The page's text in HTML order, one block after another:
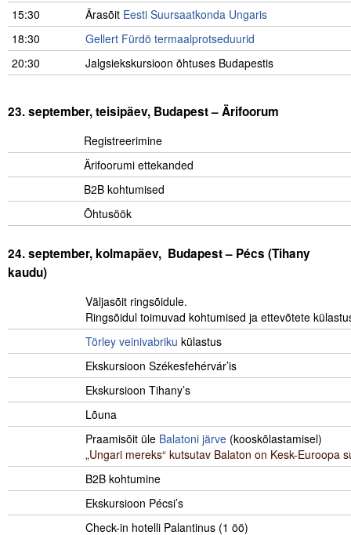
15:30
Ärasõit Eesti Suursaatkonda Ungaris
18:30
Gellert Fürdö termaalprotseduurid
20:30
Jalgsiekskursioon õhtuses Budapestis
23. september, teisipäev, Budapest – Ärifoorum
Registreerimine
Ärifoorumi ettekanded
B2B kohtumised
Õhtusöök
24. september, kolmapäev, Budapest – Pécs (Tihany
kaudu)
Väljasõit ringsõidule.
Ringsõidul toimuvad kohtumised ja ettevõtete
Törley veinivabriku külastus
Ekskursioon Székesfehérvár’is
Ekskursioon Tihany’s
Lõuna
Praamisõit üle Balatoni järve (kooskõlastamisel)
„Ungari mereks“ kutsutav Balaton on Kesk-Euroopa
B2B kohtumine
Ekskursioon Pécsi’s
Check-in hotelli Palantinus (1 öö)